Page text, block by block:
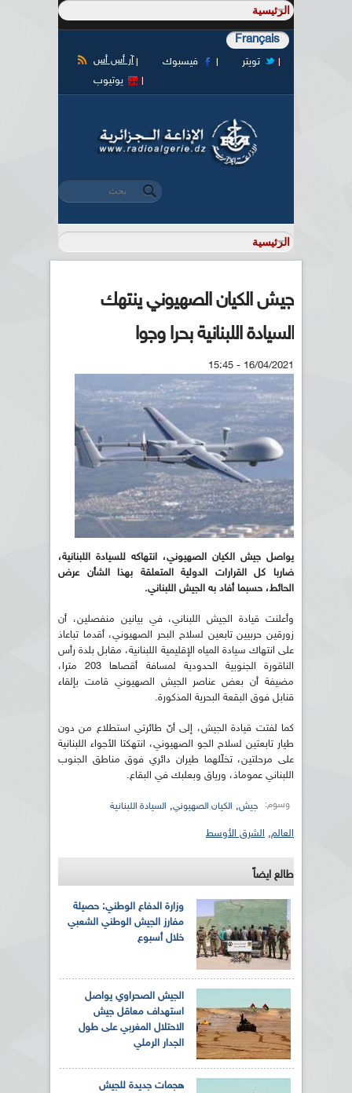
Français
آر أس أس فيسبوك
تويتر
يوتيوب
استمارة البحث
‏بحث ‏
جيش الكيان الصهيوني ينتهك
السيادة اللبنانية بحرا وجوا
16/04/2021 - 15:45
يواصل جيش الكيان الصهيوني، انتهاكه للسيادة اللبنانية،
ضاربا كل القرارات الدولية المتعلقة بهذا الشأن عرض
الحائط، حسبما أفاد به الجيش اللبناني.
وأعلنت قيادة الجيش اللبناني، في بيانين منفصلين، أن
زورقين حربيين تابعين لسلاح البحر الصهيوني، أقدما تباعاذ
على انتهاك سيادة المياه الإقليمية اللبنانية، مقابل بلدة رأس
الناقورة الجنوبية الحدودية لمسافة أقصاها 203 مترا،
مضيفة أن بعض عناصر الجيش الصهيوني قامت بإلقاء
قنابل فوق البقعة البحرية المذكورة.
كما لفتت قيادة الجيش، إلى أنّ طائرتي استطلاع من دون
طيار تابعتين لسلاح الجو الصهيوني، انتهكتا الأجواء اللبنانية
على مرحلتين، تخلّلهما طيران دائري فوق مناطق الجنوب
اللبناني عموماذ، ورياق وبعلبك في البقاع.
وسوم: جيش, الكيان الصهيوني, السيادة اللبنانية
العالم, الشرق الأوسط
طالع ايضاً
وزارة الدفاع الوطني: حصيلة
مفارز الجيش الوطني الشعبي
خلال أسبوع
الجيش الصحراوي يواصل
استهداف معاقل جيش
الاحتلال المغربي على طول
الجدار الرملي
هجمات جديدة للجيش